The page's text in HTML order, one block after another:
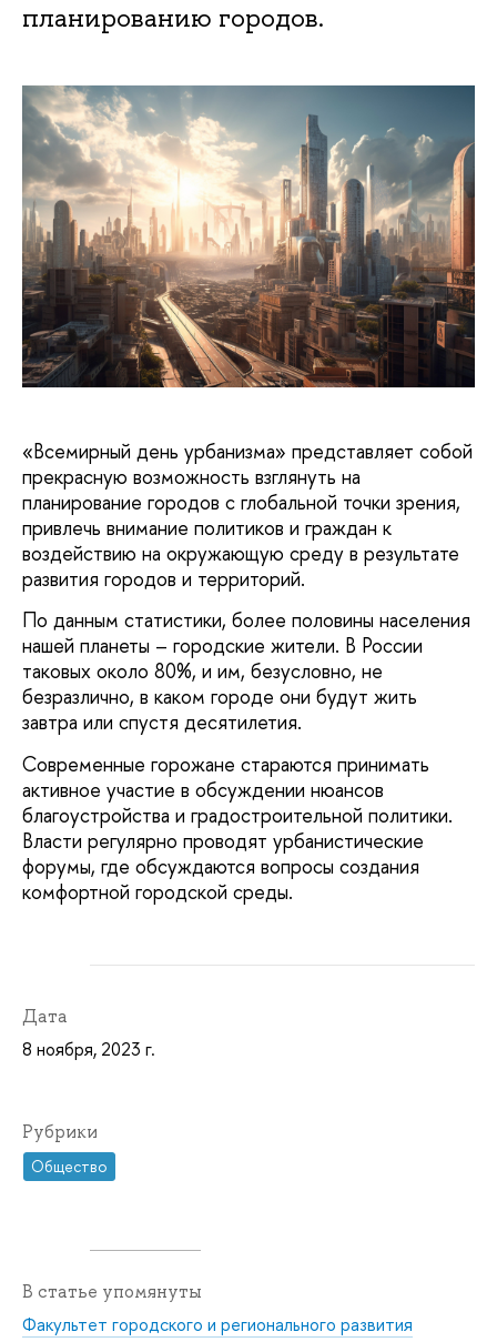
планированию городов.
«Всемирный день урбанизма» представляет собой
прекрасную возможность взглянуть на
планирование городов с глобальной точки зрения,
привлечь внимание политиков и граждан к
воздействию на окружающую среду в результате
развития городов и территорий.
По данным статистики, более половины населения
нашей планеты – городские жители. В России
таковых около 80%, и им, безусловно, не
безразлично, в каком городе они будут жить
завтра или спустя десятилетия.
Современные горожане стараются принимать
активное участие в обсуждении нюансов
благоустройства и градостроительной политики.
Власти регулярно проводят урбанистические
форумы, где обсуждаются вопросы создания
комфортной городской среды.
Дата
8 ноября, 2023 г.
Рубрики
Общество
В статье упомянуты
Факультет городского и регионального развития